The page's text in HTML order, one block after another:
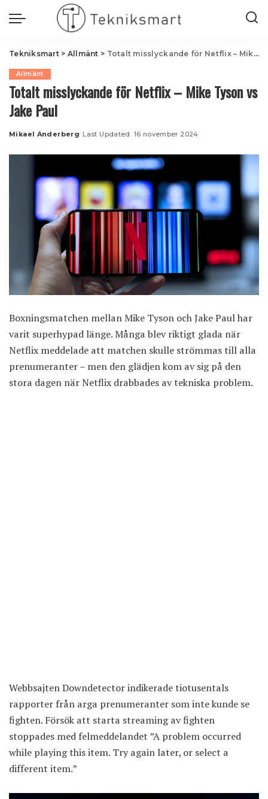
Tekniksmart> Allmänt > Totalt misslyckande för Netflix – Mike Tyson vs Jake Paul
Allmänt
Totalt misslyckande för Netflix – Mike Tyson vs
Jake Paul
Posted
Mikael Anderberg Last Updated: 16 november 2024
Boxningsmatchen mellan Mike Tyson och Jake Paul har
varit superhypad länge. Många blev riktigt glada när
Netflix meddelade att matchen skulle strömmas till alla
prenumeranter – men den glädjen kom av sig på den
stora dagen när Netflix drabbades av tekniska problem.
Webbsajten Downdetector indikerade tiotusentals
rapporter från arga prenumeranter som inte kunde se
fighten. Försök att starta streaming av fighten
stoppades med felmeddelandet ”A problem occurred
while playing this item. Try again later, or select a
different item.”